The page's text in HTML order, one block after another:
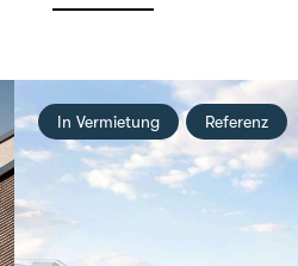
In Vermietung Referenz